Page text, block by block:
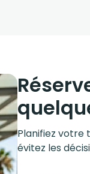
Planifiez votre
évitez les